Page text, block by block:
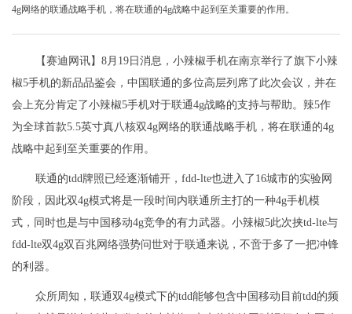
4g网络的联通战略手机，将在联通的4g战略中起到至关重要的作用。
【赛迪网讯】8月19日消息，小辣椒手机在南京举行了旗下小辣
椒5手机的新品品鉴会，中国联通的多位高层列席了此次会议，并在
会上充分肯定了小辣椒5手机对于联通4g战略的支持与帮助。辣5作
为全球首款5.5英寸真八核双4g网络的联通战略手机，将在联通的4g
战略中起到至关重要的作用。
联通的tdd牌照已经逐渐铺开，fdd-lte也进入了16城市的实验网
阶段，因此双4g模式将是一段时间内联通所主打的一种4g手机模
式，同时也是与中国移动4g竞争的有力武器。小辣椒5此次挟td-lte与
fdd-lte双4g双百兆网络强势问世对于联通来说，不啻于多了一把冲锋
的利器。
众所周知，联通双4g模式下的tdd能够包含中国移动目前tdd的频